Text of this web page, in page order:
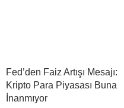
Fed’den Faiz Artışı Mesajı:
Kripto Para Piyasası Buna
İnanmıyor